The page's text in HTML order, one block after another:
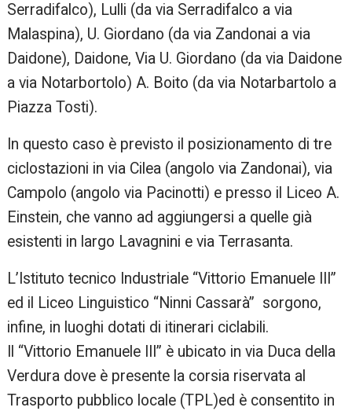
Serradifalco), Lulli (da via Serradifalco a via
Malaspina), U. Giordano (da via Zandonai a via
Daidone), Daidone, Via U. Giordano (da via Daidone
a via Notarbortolo) A. Boito (da via Notarbartolo a
Piazza Tosti).
In questo caso è previsto il posizionamento di tre
ciclostazioni in via Cilea (angolo via Zandonai), via
Campolo (angolo via Pacinotti) e presso il Liceo A.
Einstein, che vanno ad aggiungersi a quelle già
esistenti in largo Lavagnini e via Terrasanta.
L’Istituto tecnico Industriale “Vittorio Emanuele III”
ed il Liceo Linguistico “Ninni Cassarà” sorgono,
infine, in luoghi dotati di itinerari ciclabili.
Il “Vittorio Emanuele III” è ubicato in via Duca della
Verdura dove è presente la corsia riservata al
Trasporto pubblico locale (TPL)ed è consentito in